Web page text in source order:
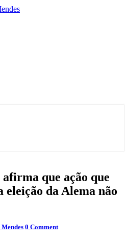
que ação que
eleição da Alema não
Comments
0 Comment